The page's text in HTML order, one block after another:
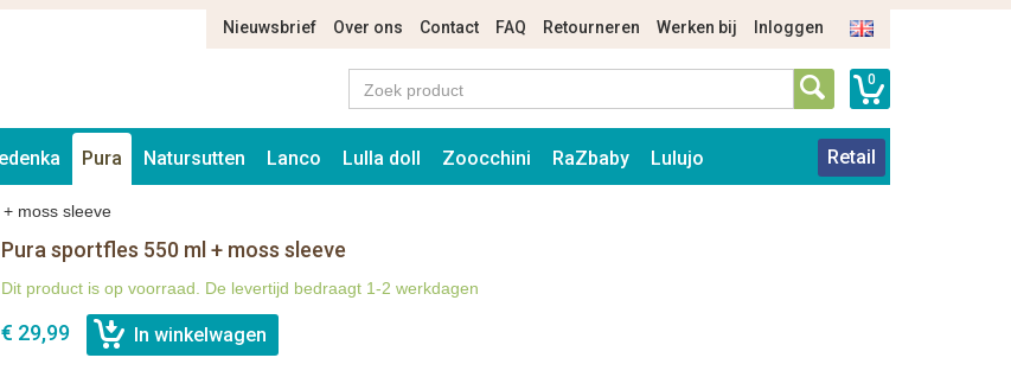
Nieuwsbrief Over ons Contact FAQ Retourneren Werken bij Inloggen
0
Pura Natursutten Lanco Lulla doll Zoocchini RaZbaby Lulujo Retail
moss sleeve
Pura sportfles 550 ml + moss sleeve
Dit product is op voorraad. De levertijd bedraagt 1-2 werkdagen
€ 29,99